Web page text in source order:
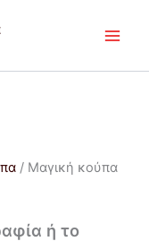
/ Μαγική κούπα
ή το